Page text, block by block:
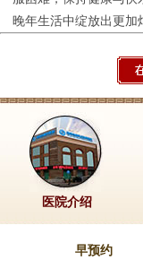
晚年生活中绽放出更加
医院介绍
早预约